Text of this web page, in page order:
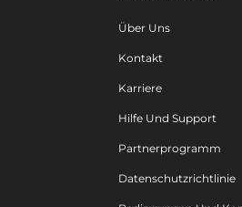
Über Uns
Kontakt
Karriere
Hilfe Und Support
Partnerprogramm
Datenschutzrichtlinie